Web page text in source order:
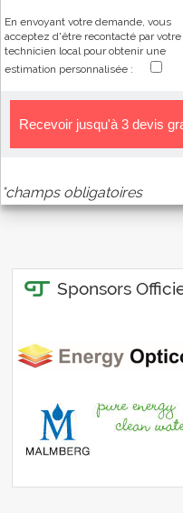
En envoyant votre demande, vous
acceptez d'être recontacté par votre
technicien local pour obtenir une
estimation personnalisée :
*champs obligatoires
Alternative: